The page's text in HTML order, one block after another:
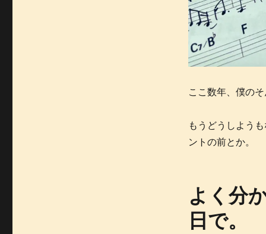
ここ数年、僕の
もうどうしよう
ントの前とか。
よく分
日で。